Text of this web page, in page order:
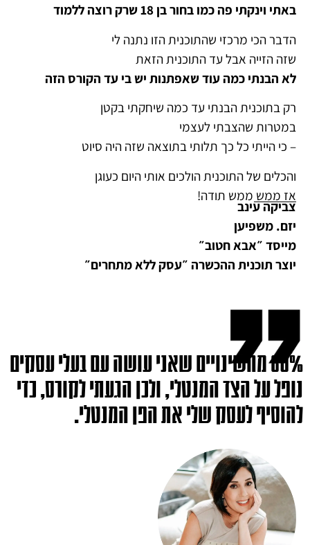
באתי וינקתי פה כמו בחור בן 18 שרק רוצה ללמוד
הדבר הכי מרכזי שהתוכנית הזו נתנה לי
שזה הזייה אבל עד התוכנית הזאת
לא הבנתי כמה עוד שאפתנות יש בי עד הקורס הזה
רק בתוכנית הבנתי עד כמה שיחקתי בקטן
במטרות שהצבתי לעצמי
– כי הייתי כל כך תלותי בתוצאה שזה היה סיוט
והכלים של התוכנית הולכים אותי היום כעוגן
אז ממש ממש תודה!
צביקה עינב
יזם. משפיען
מייסד ״אבא חטוב״
יוצר תוכנית ההכשרה ״עסק ללא מתחרים״
80% מהשינויים שאני עושה עם בעלי עסקים
נופל על הצד המנטלי, ולכן הגעתי לקורס, כדי
להוסיף לעסק שלי את הפן המנטלי.